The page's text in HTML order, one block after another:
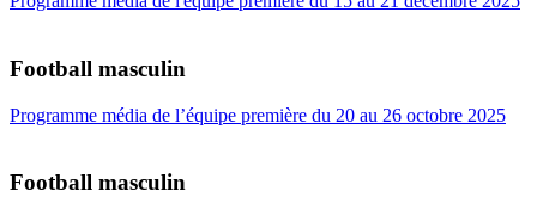
Football masculin
Programme média de l’équipe première du 20 au 26 octobre 2025
Football masculin